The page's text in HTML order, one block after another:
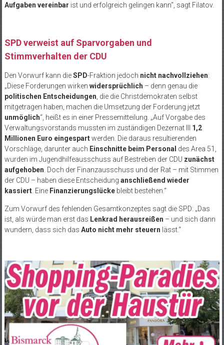
Aufgaben vereinbar ist und erfolgreich gelingen kann“, sagt Filatov.
SPD verweist auf Sparvorgaben und
Stimmverhalten der CDU
Den Vorwurf kann dieSPD-Fraktion jedoch nicht nachvollziehen:
„Diese Forderungen wirken widersprüchlich – denn genau die
politischen Entscheidungen , die die Christdemokraten selbst
mitgetragen haben, machen die Umsetzung der Forderung jetzt
unmöglich“, heißt es in einer Pressemitteilung. „Auf Vorgabe des
Verwaltungsvorstands mussten im zuständigen Dezernat III 1,2
Millionen Euro eingespartwerden. Die daraus resultierenden
Vorschläge, darunter auch Einschnitte beim Personal des Area 51,
wurden im Jugendhilfeausschuss auf Bestreben der CDU zunächst
aufgehoben . Doch der Finanzausschuss und der Rat – mit Stimmen
der CDU – haben diese Entscheidung anschließend wieder
kassiert. Eine Finanzierungslückebleibt bestehen.“
Zum Vorwurf des fehlenden Gesamtkonzeptes sagt die SPD: „Das
ist, als würde man erst das Lenkrad herausreißen – und sich dann
wundern, dass sich das Auto nicht mehr steuern lässt.“